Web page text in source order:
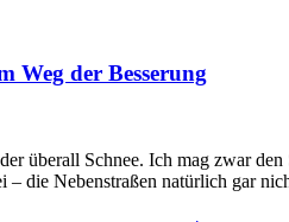
Weg der Besserung
überall Schnee. Ich mag zwar
– die Nebenstraßen natürlich gar